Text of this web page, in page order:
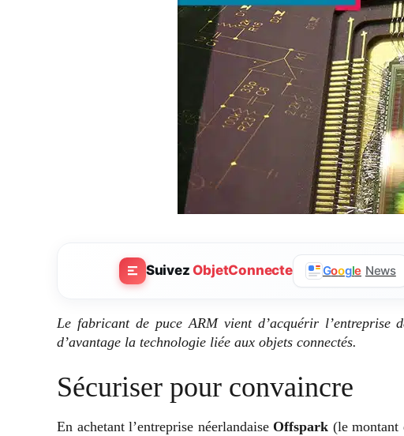
SuivezObjetConnecte Google News
Le fabricant de puce ARM vient d’acquérir l’entreprise
d’avantage la technologie liée aux objets connectés.
Sécuriser pour convaincre
En achetant l’entreprise néerlandaiseOffspark (le montant